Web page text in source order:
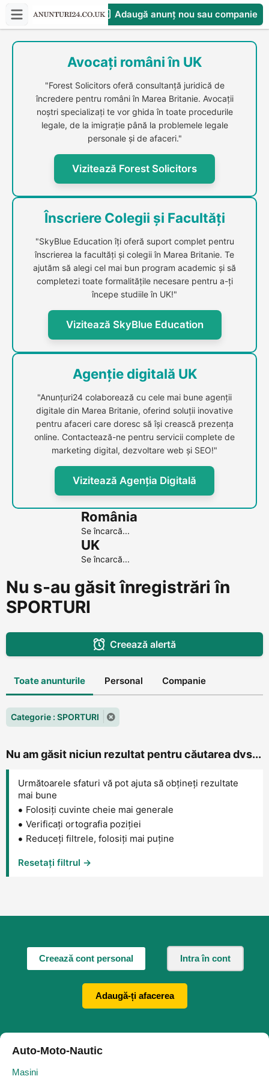
Adaugă anunț nou sau companie
CompaniesS
Avocați români în UK
"Forest Solicitors oferă consultanță juridică de
încredere pentru români în Marea Britanie. Avocații
noștri specializați te vor ghida în toate procedurile
legale, de la imigrație până la problemele legale
personale și de afaceri."
Vizitează Forest Solicitors
Înscriere Colegii și Facultăți
"SkyBlue Education îți oferă suport complet pentru
înscrierea la facultăți și colegii în Marea Britanie. Te
ajutăm să alegi cel mai bun program academic și să
completezi toate formalitățile necesare pentru a-ți
începe studiile în UK!"
Vizitează SkyBlue Education
Agenție digitală UK
"Anunțuri24 colaborează cu cele mai bune agenții
digitale din Marea Britanie, oferind soluții inovative
pentru afaceri care doresc să își crească prezența
online. Contactează-ne pentru servicii complete de
marketing digital, dezvoltare web și SEO!"
Vizitează Agenția Digitală
România
Se încarcă...
UK
Se încarcă...
Nu s-au găsit înregistrări în
SPORTURI
Creează alertă
Toate anunturile Personal Companie
Categorie : SPORTURI
Nu am găsit niciun rezultat pentru căutarea dvs...
Următoarele sfaturi vă pot ajuta să obțineți rezultate
mai bune
Folosiți cuvinte cheie mai generale
Verificați ortografia poziției
Reduceți filtrele, folosiți mai puține
Resetați filtrul →
Creează cont personal Intra în cont
Adaugă-ți afacerea
Auto-Moto-Nautic
Masini